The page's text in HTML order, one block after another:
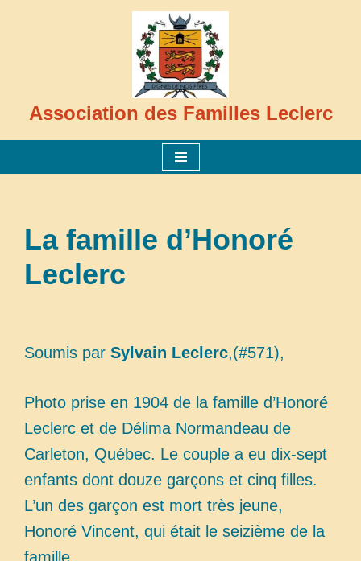
Association des Familles Leclerc
La famille d’Honoré
Leclerc
Soumis par Sylvain Leclerc,(#571),
Photo prise en 1904 de la famille d’Honoré
Leclerc et de Délima Normandeau de
Carleton, Québec. Le couple a eu dix-sept
enfants dont douze garçons et cinq filles.
L’un des garçon est mort très jeune,
Honoré Vincent, qui était le seizième de la
famille.